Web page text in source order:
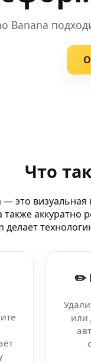
Banana
AI генерато�
творить
ai
nano banana
Что
— это
аккуратно
делает
✏️
или